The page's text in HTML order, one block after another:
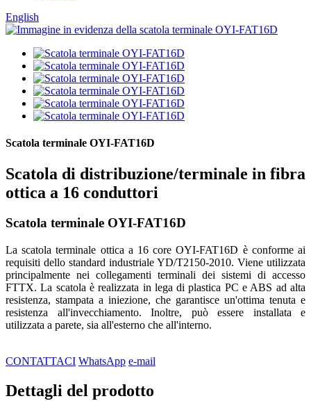
English
Scatola terminale OYI-FAT16D
Scatola di distribuzione/terminale in fibra
ottica a 16 conduttori
Scatola terminale OYI-FAT16D
La scatola terminale ottica a 16 core OYI-FAT16D è conforme ai
requisiti dello standard industriale YD/T2150-2010. Viene utilizzata
principalmente nei collegamenti terminali dei sistemi di accesso
FTTX. La scatola è realizzata in lega di plastica PC e ABS ad alta
resistenza, stampata a iniezione, che garantisce un'ottima tenuta e
resistenza all'invecchiamento. Inoltre, può essere installata e
utilizzata a parete, sia all'esterno che all'interno.
CONTATTACI WhatsApp e-mail
Dettagli del prodotto